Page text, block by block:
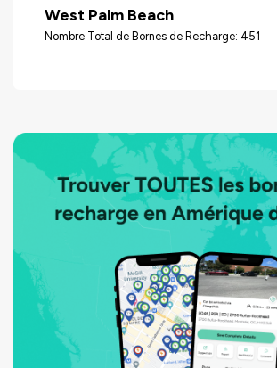
West Palm Beach
Nombre Total de Bornes de Recharge: 451